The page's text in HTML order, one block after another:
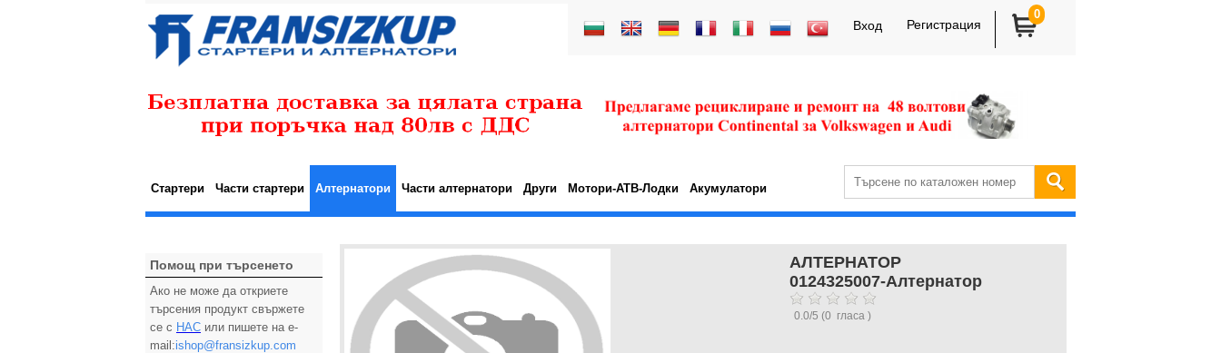
Вход Регистрация
0
Стартери Части стартери Алтернатори Части алтернатори Други Мотори-АТВ-Лодки Акумулатори
Помощ при търсенето
Ако не може да откриете
търсения продукт свържете
се с НАС или пишете на e-
mail:ishop@fransizkup.com
АЛТЕРНАТОР
0124325007-Алтернатор
0.0/5 (0 гласа )